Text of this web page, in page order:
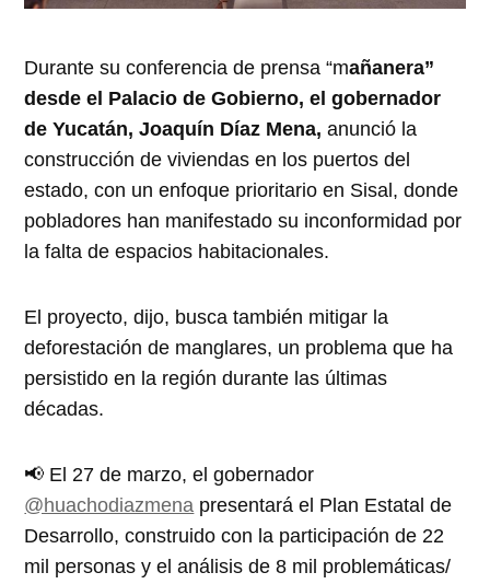
Durante su conferencia de prensa “mañanera”
desde el Palacio de Gobierno, el gobernador
de Yucatán, Joaquín Díaz Mena,anunció la
construcción de viviendas en los puertos del
estado, con un enfoque prioritario en Sisal, donde
pobladores han manifestado su inconformidad por
la falta de espacios habitacionales.
El proyecto, dijo, busca también mitigar la
deforestación de manglares, un problema que ha
persistido en la región durante las últimas
décadas.
📢 El 27 de marzo, el gobernador
@huachodiazmena presentará el Plan Estatal de
Desarrollo, construido con la participación de 22
mil personas y el análisis de 8 mil problemáticas/